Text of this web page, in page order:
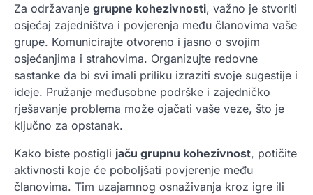
Za održavanje grupne kohezivnosti, važno je stvoriti
osjećaj zajedništva i povjerenja među članovima vaše
grupe. Komunicirajte otvoreno i jasno o svojim
osjećanjima i strahovima. Organizujte redovne
sastanke da bi svi imali priliku izraziti svoje sugestije i
ideje. Pružanje međusobne podrške i zajedničko
rješavanje problema može ojačati vaše veze, što je
ključno za opstanak.
Kako biste postigli jaču grupnu kohezivnost, potičite
aktivnosti koje će poboljšati povjerenje među
članovima. Tim uzajamnog osnaživanja kroz igre ili